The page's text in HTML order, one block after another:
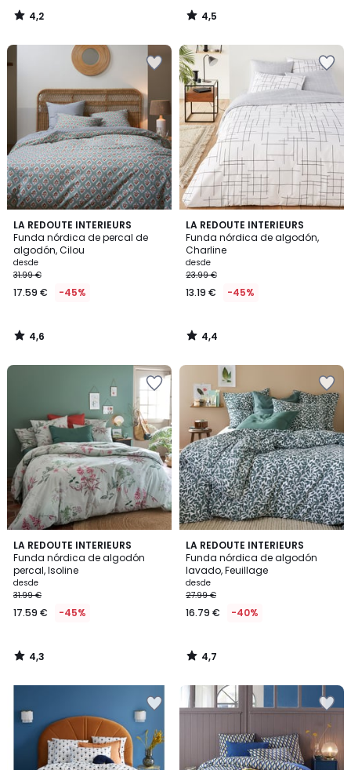
4,2
/
4,5
/
LA REDOUTE INTERIEURS
Funda nórdica de percal de
algodón, Cilou
desde
31.99 €
17.59 € -45%
4,6
/ 5
4,6
/
LA REDOUTE INTERIEURS
Funda nórdica de algodón,
Charline
desde
23.99 €
13.19 € -45%
4,4
/ 5
4,4
/
LA REDOUTE INTERIEURS
Funda nórdica de algodón
percal, Isoline
desde
31.99 €
17.59 € -45%
4,3
/ 5
4,3
/
LA REDOUTE INTERIEURS
Funda nórdica de algodón
lavado, Feuillage
desde
27.99 €
16.79 € -40%
4,7
/ 5
4,7
/